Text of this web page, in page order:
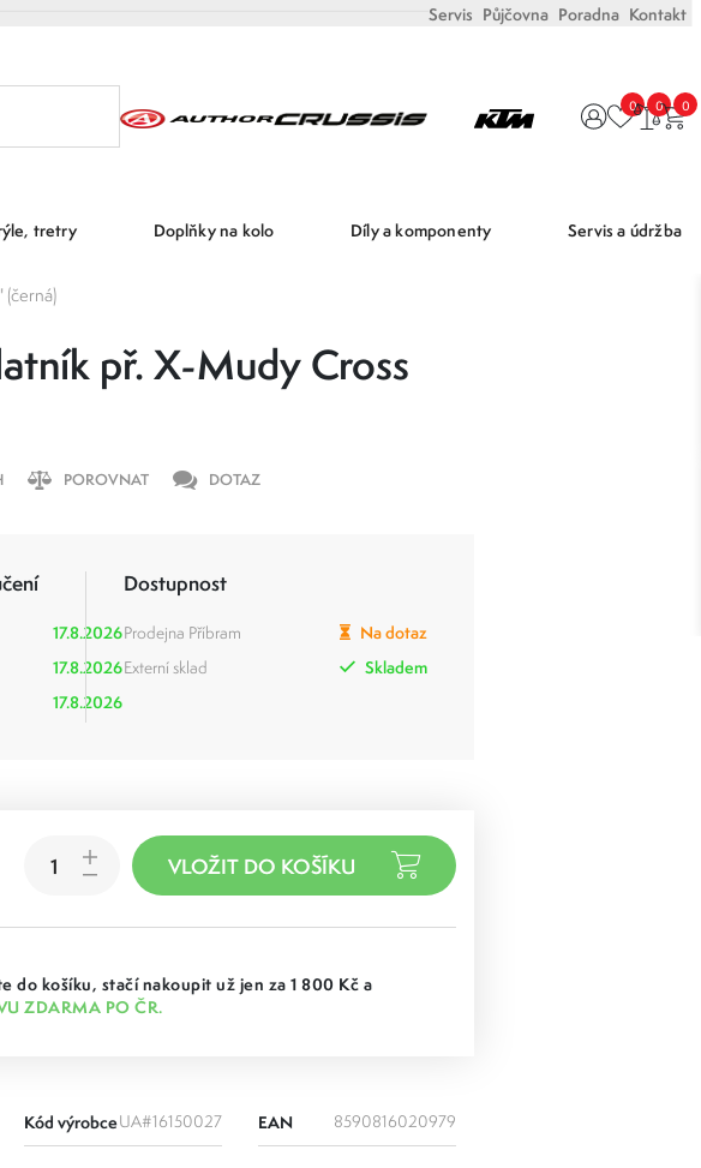
Servis Půjčovna Poradna Kontakt
0 0 0
tretry Doplňky na kolo Díly a komponenty Servis a údržba
př. X-Mudy Cross
POROVNAT DOTAZ
17.8.2026
17.8.2026
17.8.2026
Dostupnost
Prodejna Příbram
Na dotaz
Externí sklad
Skladem
do košíku, stačí nakoupit už jen za 1 800 Kč a
ZDARMA PO ČR.
Kód výrobceUA#16150027 EAN 8590816020979